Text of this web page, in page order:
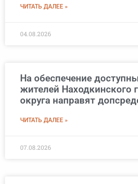
ЧИТАТЬ ДАЛЕЕ »
04.08.2026
На обеспечение
жителей Находкинского
округа направят
ЧИТАТЬ ДАЛЕЕ »
07.08.2026